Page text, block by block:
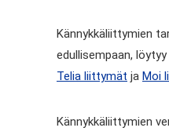
Kännykkäliittymien
edullisempaan,
Telia liittymät ja Moi
Kännykkäliittymien